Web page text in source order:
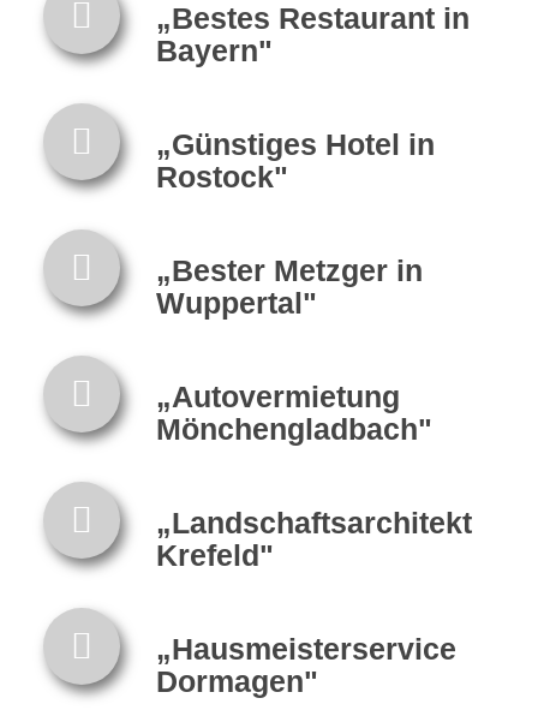
„Bestes Restaurant in
Bayern"
„Günstiges Hotel in
Rostock"
„Bester Metzger in
Wuppertal"
„Autovermietung
Mönchengladbach"
„Landschaftsarchitekt
Krefeld"
„Hausmeisterservice
Dormagen"